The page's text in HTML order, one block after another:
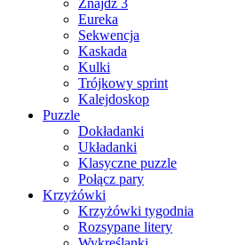
Eureka
Sekwencja
Kaskada
Kulki
Trójkowy sprint
Kalejdoskop
Puzzle
Dokładanki
Układanki
Klasyczne puzzle
Połącz pary
Krzyżówki
Krzyżówki tygodnia
Rozsypane litery